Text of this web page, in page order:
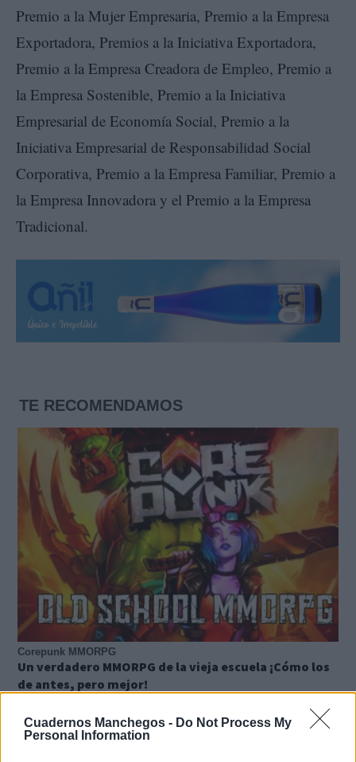
Cuadernos Manchegos - Do Not Process My
Personal Information
Premio a la Mujer Empresaria, Premio a la Empresa
Exportadora, Premios a la Iniciativa Exportadora,
Premio a la Empresa Creadora de Empleo, Premio a
la Empresa Sostenible, Premio a la Iniciativa
Empresarial de Economía Social, Premio a la
Iniciativa Empresarial de Responsabilidad Social
Corporativa, Premio a la Empresa Familiar, Premio a
la Empresa Innovadora y el Premio a la Empresa
Tradicional.
TE RECOMENDAMOS
Corepunk MMORPG
Un verdadero MMORPG de la vieja escuela ¡Cómo los
de antes, pero mejor!
DISCOVER WITH
Últimas noticias